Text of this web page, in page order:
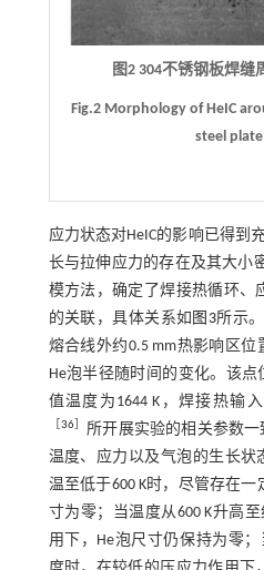
图2 304不锈钢板焊缝
Fig.2 Morphology of HeIC
steel plate
应力状态对HeIC的影响已得到
长与拉伸应力的存在及其大小
模方法，确定了焊接热循环、
的关联，具体关系如 图3所示。
熔合线外约0.5 mm热影响区
He泡半径随时间的变化。该
值温度为1644 K，焊接热输入
36］ 所开展实验的相关参数一
温度、应力以及气泡的生长状
温至低于600 K时，尽管存在
寸为零；当温度从600 K升高
用下，He泡尺寸仍保持为零